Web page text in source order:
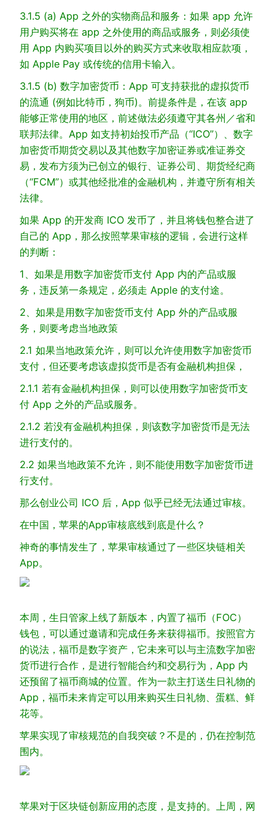
3.1.5 (a) App 之外的实物商品和服务：如果 app 允许
用户购买将在 app 之外使用的商品或服务，则必须使
用 App 内购买项目以外的购买方式来收取相应款项，
如 Apple Pay 或传统的信用卡输入。
3.1.5 (b) 数字加密货币：App 可支持获批的虚拟货币
的流通 (例如比特币，狗币)。前提条件是，在该 app
能够正常使用的地区，前述做法必须遵守其各州／省和
联邦法律。App 如支持初始投币产品（“ICO”）、数字
加密货币期货交易以及其他数字加密证券或准证券交
易，发布方须为已创立的银行、证券公司、期货经纪商
（“FCM”）或其他经批准的金融机构，并遵守所有相关
法律。
如果 App 的开发商 ICO 发币了，并且将钱包整合进了
自己的 App，那么按照苹果审核的逻辑，会进行这样
的判断：
1、如果是用数字加密货币支付 App 内的产品或服
务，违反第一条规定，必须走 Apple 的支付途。
2、如果是用数字加密货币支付 App 外的产品或服
务，则要考虑当地政策
2.1 如果当地政策允许，则可以允许使用数字加密货币
支付，但还要考虑该虚拟货币是否有金融机构担保，
2.1.1 若有金融机构担保，则可以使用数字加密货币支
付 App 之外的产品或服务。
2.1.2 若没有金融机构担保，则该数字加密货币是无法
进行支付的。
2.2 如果当地政策不允许，则不能使用数字加密货币进
行支付。
那么创业公司 ICO 后，App 似乎已经无法通过审核。
在中国，苹果的App审核底线到底是什么？
神奇的事情发生了，苹果审核通过了一些区块链相关
App。
本周，生日管家上线了新版本，内置了福币（FOC）
钱包，可以通过邀请和完成任务来获得福币。按照官方
的说法，福币是数字资产，它未来可以与主流数字加密
货币进行合作，是进行智能合约和交易行为，App 内
还预留了福币商城的位置。作为一款主打送生日礼物的
App，福币未来肯定可以用来购买生日礼物、蛋糕、鲜
花等。
苹果实现了审核规范的自我突破？不是的，仍在控制范
围内。
苹果对于区块链创新应用的态度，是支持的。上周，网